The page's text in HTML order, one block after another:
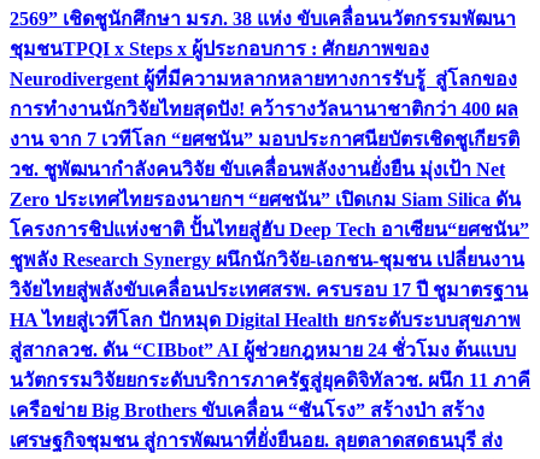
2569” เชิดชูนักศึกษา มรภ. 38 แห่ง ขับเคลื่อนนวัตกรรมพัฒนา
ชุมชนTPQI x Steps x ผู้ประกอบการ : ศักยภาพของ
Neurodivergent ผู้ที่มีความหลากหลายทางการรับรู้ สู่โลกของ
การทำงานนักวิจัยไทยสุดปัง! คว้ารางวัลนานาชาติกว่า 400 ผล
งาน จาก 7 เวทีโลก “ยศชนัน” มอบประกาศนียบัตรเชิดชูเกียรติ
วช. ชูพัฒนากำลังคนวิจัย ขับเคลื่อนพลังงานยั่งยืน มุ่งเป้า Net
Zero ประเทศไทยรองนายกฯ “ยศชนัน” เปิดเกม Siam Silica ดัน
โครงการชิปแห่งชาติ ปั้นไทยสู่ฮับ Deep Tech อาเซียน“ยศชนัน”
ชูพลัง Research Synergy ผนึกนักวิจัย-เอกชน-ชุมชน เปลี่ยนงาน
วิจัยไทยสู่พลังขับเคลื่อนประเทศสรพ. ครบรอบ 17 ปี ชูมาตรฐาน
HA ไทยสู่เวทีโลก ปักหมุด Digital Health ยกระดับระบบสุขภาพ
สู่สากลวช. ดัน “CIBbot” AI ผู้ช่วยกฎหมาย 24 ชั่วโมง ต้นแบบ
นวัตกรรมวิจัยยกระดับบริการภาครัฐสู่ยุคดิจิทัลวช. ผนึก 11 ภาคี
เครือข่าย Big Brothers ขับเคลื่อน “ชันโรง” สร้างป่า สร้าง
เศรษฐกิจชุมชน สู่การพัฒนาที่ยั่งยืนอย. ลุยตลาดสดธนบุรี ส่ง